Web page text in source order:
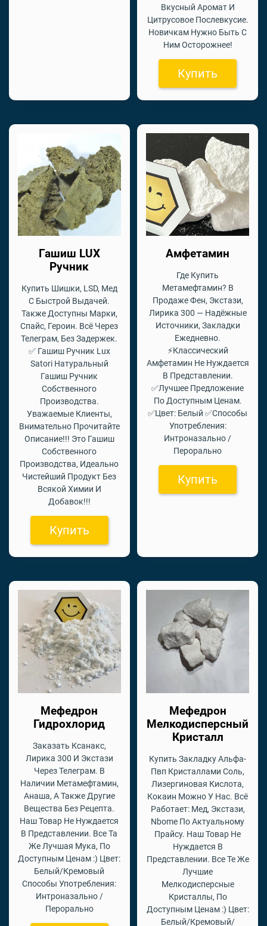
Вкусный Аромат И
Цитрусовое Послевкусие.
Новичкам Нужно Быть С
Ним Осторожнее!
Купить
Гашиш LUX
Ручник
Купить Шишки, LSD, Мед
С Быстрой Выдачей.
Также Доступны Марки,
Спайс, Героин. Всё Через
Телеграм, Без Задержек.
✅ Гашиш Ручник Lux
Satori Натуральный
Гашиш Ручник
Собственного
Производства.
Уважаемые Клиенты,
Внимательно Прочитайте
Описание!!! Это Гашиш
Собственного
Производства, Идеально
Чистейший Продукт Без
Всякой Химии И
Добавок!!!
Купить
Амфетамин
Где Купить
Метамефтамин? В
Продаже Фен, Экстази,
Лирика 300 — Надёжные
Источники, Закладки
Ежедневно.
⚡Классический
Амфетамин Не Нуждается
В Представлении.
✅Лучшее Предложение
По Доступным Ценам.
✅Цвет: Белый ✅Способы
Употребления:
Интроназально /
Перорально
Купить
Мефедрон
Гидрохлорид
Заказать Ксанакс,
Лирика 300 И Экстази
Через Телеграм. В
Наличии Метамефтамин,
Анаша, А Также Другие
Вещества Без Рецепта.
Наш Товар Не Нуждается
В Представлении. Все Та
Же Лучшая Мука, По
Доступным Ценам :) Цвет:
Белый/Кремовый
Способы Употребления:
Интроназально /
Перорально
Мефедрон
Мелкодисперсный
Кристалл
Купить Закладку Альфа-
Пвп Кристаллами Соль,
Лизергиновая Кислота,
Кокаин Можно У Нас. Всё
Работает: Мед, Экстази,
Nbome По Актуальному
Прайсу. Наш Товар Не
Нуждается В
Представлении. Все Те Же
Лучшие
Мелкодисперсные
Кристаллы, По
Доступным Ценам :) Цвет:
Белый/Кремовый/